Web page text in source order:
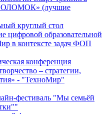
(лучшие
круглый стол
цифровой образовательной
в контексте задач ФОП
конференция
– стратегии,
- "ТехноМир"
фестиваль "Мы семьёй